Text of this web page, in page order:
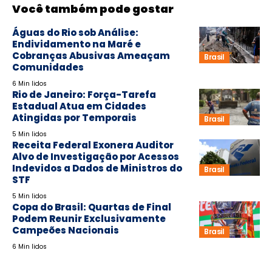
Você também pode gostar
Brasil
Águas do Rio sob Análise:
Endividamento na Maré e
Cobranças Abusivas Ameaçam
Comunidades
6 Min lidos
Brasil
Rio de Janeiro: Força-Tarefa
Estadual Atua em Cidades
Atingidas por Temporais
5 Min lidos
Brasil
Receita Federal Exonera Auditor
Alvo de Investigação por Acessos
Indevidos a Dados de Ministros do
STF
5 Min lidos
Brasil
Copa do Brasil: Quartas de Final
Podem Reunir Exclusivamente
Campeões Nacionais
6 Min lidos